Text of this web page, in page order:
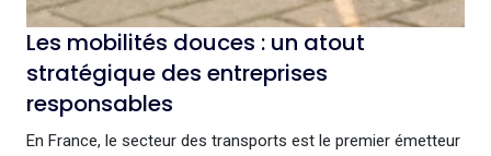
Les mobilités douces : un atout
stratégique des entreprises
responsables
En France, le secteur des transports est le premier émetteur